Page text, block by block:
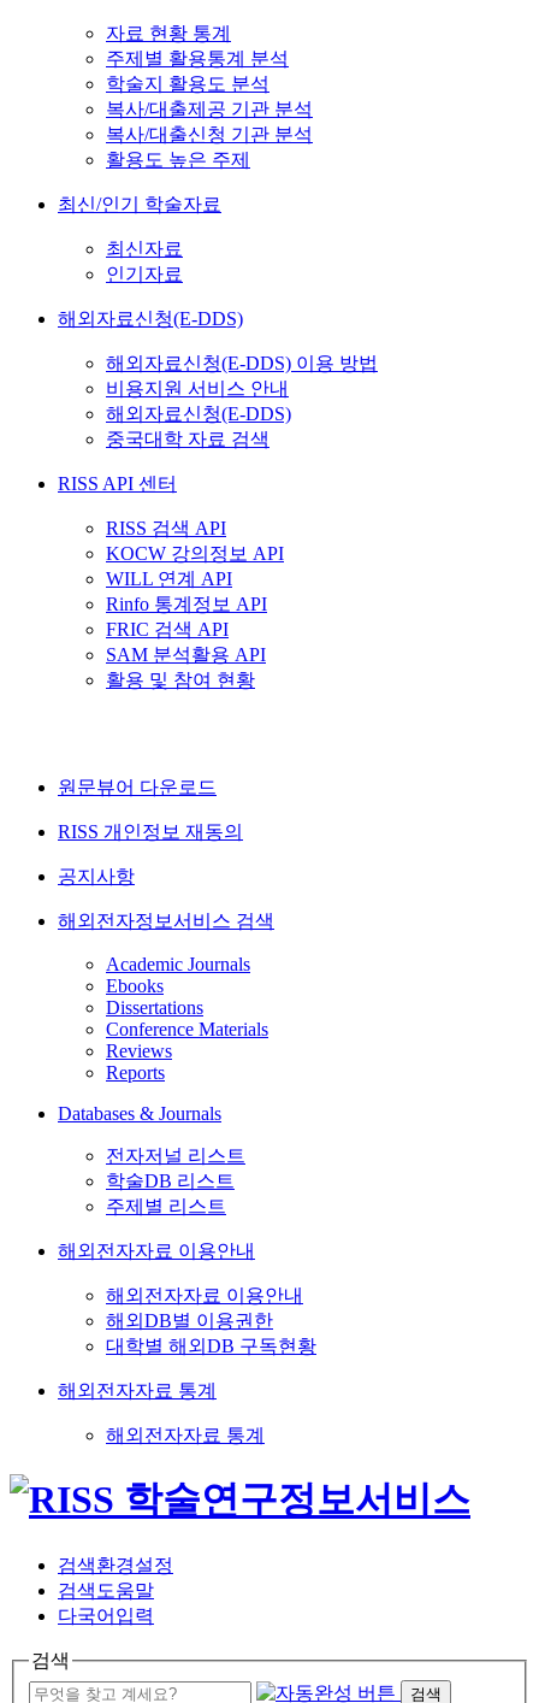
자료 현황 통계
주제별 활용통계 분석
학술지 활용도 분석
복사/대출제공 기관 분석
복사/대출신청 기관 분석
활용도 높은 주제
최신/인기 학술자료
최신자료
인기자료
해외자료신청(E-DDS)
해외자료신청(E-DDS) 이용 방법
비용지원 서비스 안내
해외자료신청(E-DDS)
중국대학 자료 검색
RISS API 센터
RISS 검색 API
KOCW 강의정보 API
WILL 연계 API
Rinfo 통계정보 API
FRIC 검색 API
SAM 분석활용 API
활용 및 참여 현황
원문뷰어 다운로드
RISS 개인정보 재동의
공지사항
해외전자정보서비스 검색
Academic Journals
Ebooks
Dissertations
Conference Materials
Reviews
Reports
Databases & Journals
전자저널 리스트
학술DB 리스트
주제별 리스트
해외전자자료 이용안내
해외전자자료 이용안내
해외DB별 이용권한
대학별 해외DB 구독현황
해외전자자료 통계
해외전자자료 통계
검색환경설정
검색도움말
다국어입력
검색
검색